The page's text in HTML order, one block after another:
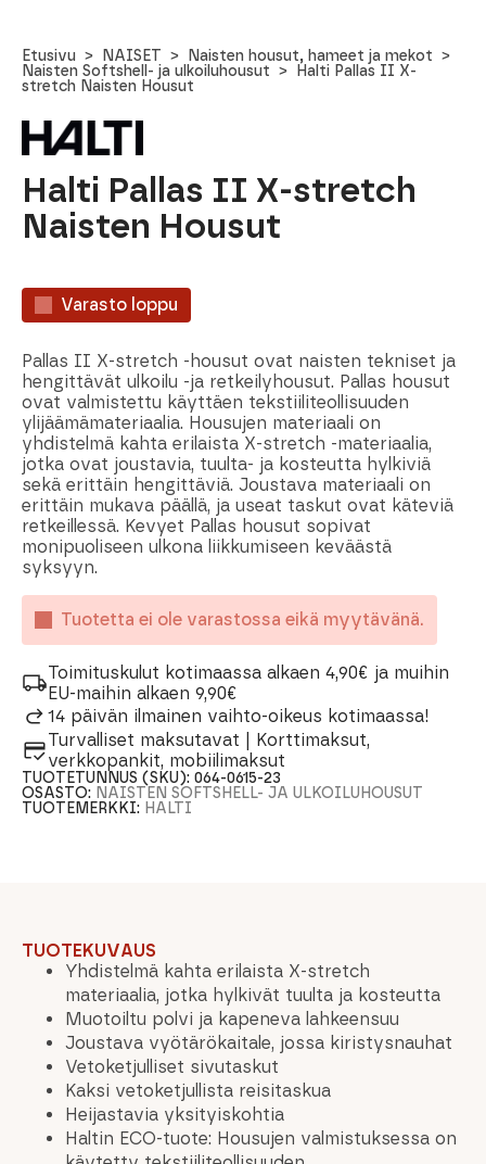
Etusivu NAISET
Naisten housut, hameet ja mekot
Naisten Softshell- ja ulkoiluhousut
Halti Pallas II X-
stretch Naisten Housut
Halti Pallas II X-stretch
Naisten Housut
Varasto loppu
Pallas II X-stretch -housut ovat naisten tekniset ja
hengittävät ulkoilu -ja retkeilyhousut. Pallas housut
ovat valmistettu käyttäen tekstiiliteollisuuden
ylijäämämateriaalia. Housujen materiaali on
yhdistelmä kahta erilaista X-stretch -materiaalia,
jotka ovat joustavia, tuulta- ja kosteutta hylkiviä
sekä erittäin hengittäviä. Joustava materiaali on
erittäin mukava päällä, ja useat taskut ovat käteviä
retkeillessä. Kevyet Pallas housut sopivat
monipuoliseen ulkona liikkumiseen keväästä
syksyyn.
Tuotetta ei ole varastossa eikä myytävänä.
Toimituskulut kotimaassa alkaen 4,90€ ja muihin
EU-maihin alkaen 9,90€
14 päivän ilmainen vaihto-oikeus kotimaassa!
Turvalliset maksutavat | Korttimaksut,
verkkopankit, mobiilimaksut
TUOTETUNNUS (SKU):064-0615-23
OSASTO: NAISTEN SOFTSHELL- JA ULKOILUHOUSUT
TUOTEMERKKI: HALTI
TUOTEKUVAUS
Yhdistelmä kahta erilaista X-stretch
materiaalia, jotka hylkivät tuulta ja kosteutta
Muotoiltu polvi ja kapeneva lahkeensuu
Joustava vyötärökaitale, jossa kiristysnauhat
Vetoketjulliset sivutaskut
Kaksi vetoketjullista reisitaskua
Heijastavia yksityiskohtia
Haltin ECO-tuote: Housujen valmistuksessa on